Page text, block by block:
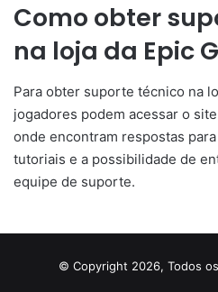
Como obter
na loja da Epic
Para obter suporte técnico na
jogadores podem acessar o
onde encontram respostas
tutoriais e a possibilidade de
equipe de suporte.
© Copyright 2026, Todos